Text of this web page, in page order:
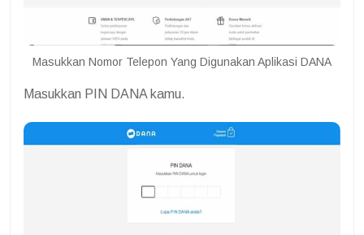
Masukkan Nomor Telepon Yang Digunakan Aplikasi DANA
Masukkan PIN DANA kamu.